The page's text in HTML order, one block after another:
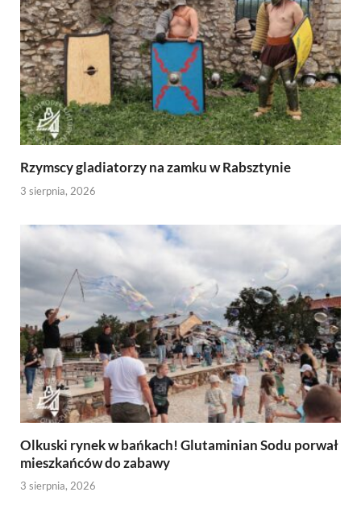
Rzymscy gladiatorzy na zamku w Rabsztynie
3 sierpnia, 2026
Olkuski rynek w bańkach! Glutaminian Sodu porwał
mieszkańców do zabawy
3 sierpnia, 2026